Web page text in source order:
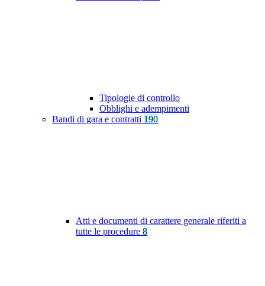
Tipologie di controllo
Obblighi e adempimenti
Bandi di gara e contratti 190
Atti e documenti di carattere generale riferiti a
tutte le procedure 8